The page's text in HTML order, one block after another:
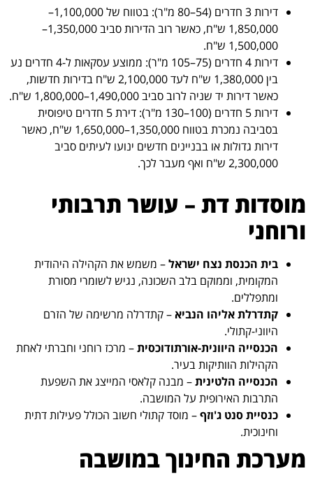
דירות 3 חדרים (54–80 מ"ר): בטווח של 1,100,000–
1,850,000 ש"ח, כאשר רוב הדירות סביב 1,350,000–
1,500,000 ש"ח.
דירות 4 חדרים (75–105 מ"ר): ממוצע עסקאות ל-4 חדרים נע
בין 1,380,000 ש"ח לעד 2,100,000 ש"ח בדירות חדשות,
כאשר דירות יד שניה לרוב סביב 1,490,000–1,800,000 ש"ח.
דירות 5 חדרים (100–130 מ"ר): דירת 5 חדרים טיפוסית
בסביבה נמכרת בטווח 1,350,000–1,650,000 ש"ח, כאשר
דירות גדולות או בבניינים חדשים ינועו לעיתים סביב
2,300,000 ש"ח ואף מעבר לכך.
מוסדות דת – עושר תרבותי
ורוחני
בית הכנסת נצח ישראל– משמש את הקהילה היהודית
המקומית, וממוקם בלב השכונה, נגיש לשומרי מסורת
ומתפללים.
קתדרלת אליהו הנביא – קתדרלה מרשימה של הזרם
היווני-קתולי.
הכנסייה היוונית-אורתודוכסית– מרכז רוחני וחברתי לאחת
הקהילות הוותיקות בעיר.
הכנסייה הלטינית– מבנה קלאסי המייצג את השפעת
התרבות האירופית על המושבה.
כנסיית סנט ג'וזף– מוסד קתולי חשוב הכולל פעילות דתית
וחינוכית.
מערכת החינוך במושבה